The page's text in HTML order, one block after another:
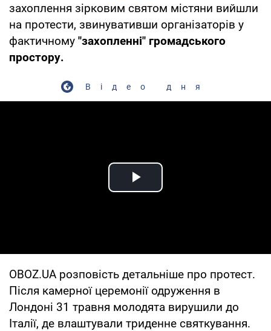
захоплення зірковим святом містяни вийшли
на протести, звинувативши організаторів у
фактичному "захопленні" громадського
простору.
Відео дня
Play Video
OBOZ.UA розповість детальніше про протест.
Після камерної церемонії одруження в
Лондоні 31 травня молодята вирушили до
Італії, де влаштували триденне святкування.